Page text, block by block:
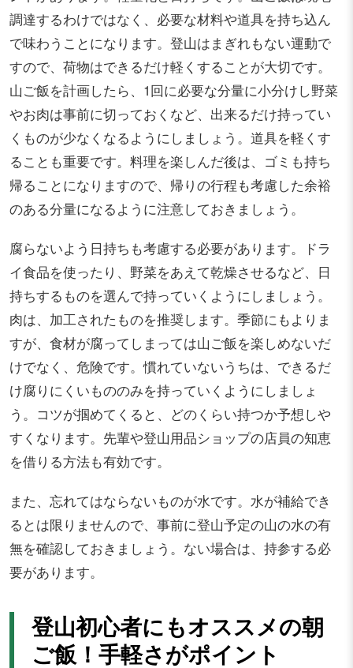
調達するわけではなく、必要な材料や道具を持ち込ん
で味わうことになります。登山はまぎれもない運動で
すので、荷物はできるだけ軽くすることが大切です。
山ご飯を計画したら、1回に必要な分量に小分けし野菜
やお肉は事前に切っておくなど、出来るだけ持ってい
くものが少なくなるようにしましょう。道具を軽くす
ることも重要です。料理を楽しんだ後は、ゴミも持ち
帰ることになりますので、帰りの行程も考慮した余裕
のある分量になるように注意しておきましょう。
腐らないよう日持ちも考慮する必要があります。ドラ
イ食品を使ったり、野菜をあえて乾燥させるなど、日
持ちするものを選んで持っていくようにしましょう。
肉は、加工されたものを推奨します。季節にもよりま
すが、食材が腐ってしまっては山ご飯を楽しめないだ
けでなく、危険です。慣れていないうちは、できるだ
け腐りにくいもののみを持っていくようにしましょ
う。コツが掴めてくると、どのくらい持つか予想しや
すくなります。先輩や登山用品ショップの店員の知恵
を借りる方法も有効です。
また、忘れてはならないものが水です。水が補給でき
るとは限りませんので、事前に登山予定の山の水の有
無を確認しておきましょう。ない場合は、持参する必
要があります。
登山初心者にもオススメの朝
ご飯！手軽さがポイント